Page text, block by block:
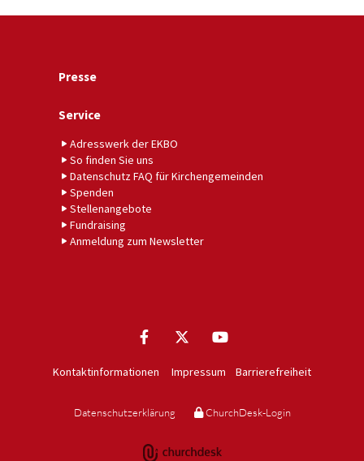
Presse
Service
Adresswerk der EKBO
So finden Sie uns
Datenschutz FAQ für Kirchengemeinden
Spenden
Stellenangebote
Fundraising
Anmeldung zum Newsletter
Kontaktinformationen Impressum Barrierefreiheit
Datenschutzerklärung ChurchDesk-Login